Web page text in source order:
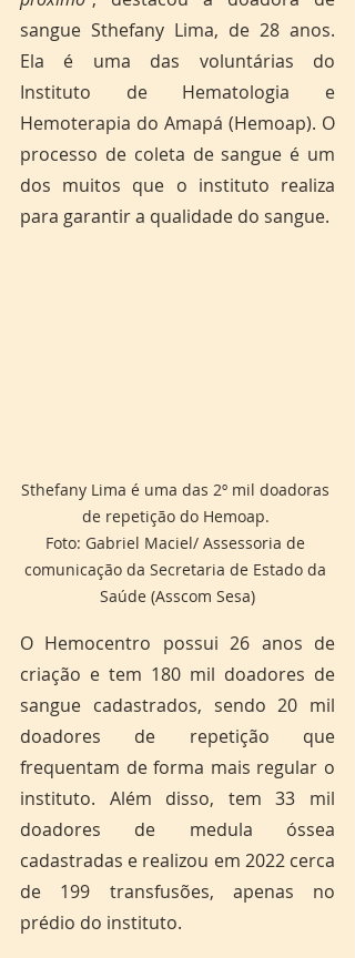
sangue Sthefany Lima, de 28 anos.
Ela é uma das voluntárias do
Instituto de Hematologia e
Hemoterapia do Amapá (Hemoap). O
processo de coleta de sangue é um
dos muitos que o instituto realiza
para garantir a qualidade do sangue.
Sthefany Lima é uma das 2º mil doadoras
de repetição do Hemoap.
Foto: Gabriel Maciel/ Assessoria de
comunicação da Secretaria de Estado da
Saúde (Asscom Sesa)
O Hemocentro possui 26 anos de
criação e tem 180 mil doadores de
sangue cadastrados, sendo 20 mil
doadores de repetição que
frequentam de forma mais regular o
instituto. Além disso, tem 33 mil
doadores de medula óssea
cadastradas e realizou em 2022 cerca
de 199 transfusões, apenas no
prédio do instituto.